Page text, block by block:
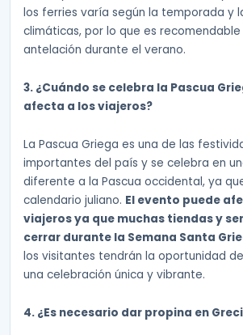
los ferries varía según la temporada y
climáticas, por lo que es
antelación durante el verano.
3. ¿Cuándo se celebra la Pascua
afecta a los viajeros?
La Pascua Griega es una de las
importantes del país y se celebra en
diferente a la Pascua occidental, ya
calendario juliano. El evento puede
viajeros ya que muchas tiendas y
cerrar durante la Semana Santa
los visitantes tendrán la oportunidad
una celebración única y vibrante.
4. ¿Es necesario dar propina en